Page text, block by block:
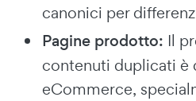
canonici per
Pagine prodotto: Il
contenuti duplicati è
eCommerce,